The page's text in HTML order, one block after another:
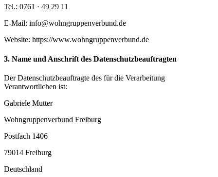
Tel.: 0761 · 49 29 11
E-Mail: info@wohngruppenverbund.de
Website: https://www.wohngruppenverbund.de
3. Name und Anschrift des Datenschutzbeauftragten
Der Datenschutzbeauftragte des für die Verarbeitung
Verantwortlichen ist:
Gabriele Mutter
Wohngruppenverbund Freiburg
Postfach 1406
79014 Freiburg
Deutschland